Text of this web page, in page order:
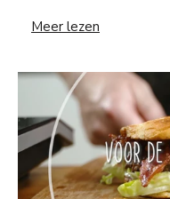
10 onverwachte
Meer lezen